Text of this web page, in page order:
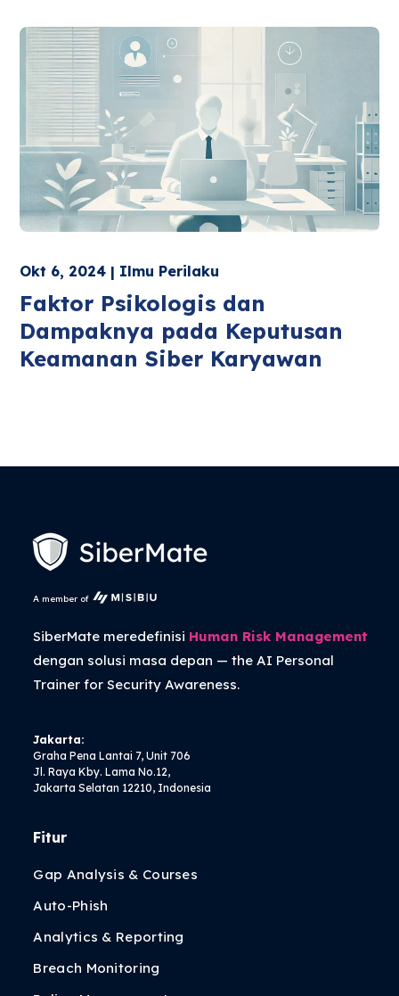
Okt 6, 2024 | Ilmu Perilaku
Faktor Psikologis dan
Dampaknya pada Keputusan
Keamanan Siber Karyawan
A member of
SiberMate meredefinisi Human Risk Management
dengan solusi masa depan — theAI Personal
Trainerfor Security Awareness.
Jakarta:
Graha Pena Lantai 7, Unit 706
Jl. Raya Kby. Lama No.12,
Jakarta Selatan 12210, Indonesia
Fitur
Gap Analysis & Courses
Auto-Phish
Analytics & Reporting
Breach Monitoring